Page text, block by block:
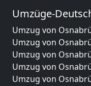
Umzüge-
Umzug von
Umzug von
Umzug von
Umzug von
Umzug von